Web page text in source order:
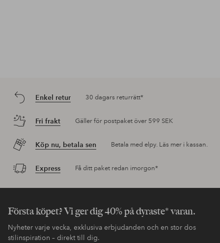
Enkel retur 30 dagars returrätt*
Fri frakt Gäller för postpaket över 599 SEK
Köp nu, betala sen Betala med elpy. Läs mer i kassan.
Express Få ditt paket redan imorgon*
Första köpet? Vi ger dig 40% på dyraste* varan.
Nyheter varje vecka, exklusiva erbjudanden och en stor dos
stilinspiration – direkt till dig.